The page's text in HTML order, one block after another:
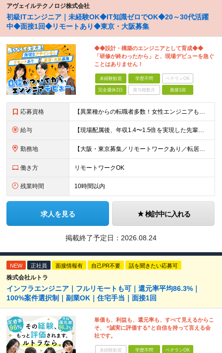
アヴェイルテクノロジ株式会社
初級ITエンジニア｜未経験OK◆IT知識ゼロでOK◆20～30代活躍
中◆面接1回◆リモートあり◆東京・大阪募集
◆◆設計・構築のエンジニアとして育成◆◆
「研修が終わったから」と、現場デビューを急ぐ
ことはありません！
未経験歓迎 学歴不問 ベテランOK
完全週休2日 賞与複数月 面接1回
応募資格 【異業種からの転職者多数！女性エンジニアも活躍中】 ◆学歴不問 ◆未経験OK ≪こんな方を歓迎しています≫ ◎未経験から成長できる環境で活躍したい方 ◎大学やスクールでIT系のスキルを学んだことのあ
給与 【現場配属後、年収1.4〜1.5倍を実現した先輩も！残業代全額支給】 ◆給与は経験やスキルに応じて決定します ◆年俸制250万円～350万円（1/12を月々支給） ≪年収UPの例≫ ◎飲食業からのキ
勤務地 【大阪・東京募集／リモートワークあり／転居を伴う転勤なし】 東京本社、大阪事務所、または東京23区内・関西（大阪・兵庫）の各クライアント先勤務 ◆入社後、約1年間はクライアント先ではなく 自社内（東
働き方 リモートワークOK
残業時間 10時間以内
求人を見る 検討中に入れる
掲載終了予定日： 2026.08.24
NEW 正社員 面接情報有 自己PR不要 話を聞きたい応募可
株式会社ルトラ
インフラエンジニア｜フルリモートも可｜還元率平均86.3%｜
100%案件選択制｜副業OK｜住宅手当｜面接1回
単価も、利益も、還元率も、すべて見えるからこ
そ、 “誠実に評価する”と自信を持って言える会
社です。
未経験歓迎 学歴不問 ベテランOK